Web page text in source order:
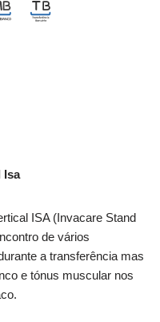
Isa
ISA (Invacare Stand
de vários
a transferência mas
e tónus muscular nos